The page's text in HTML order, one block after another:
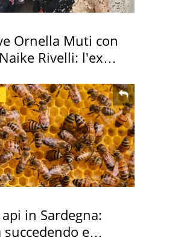
Ornella Muti con
Rivelli: l'ex
in Sardegna:
succedendo e